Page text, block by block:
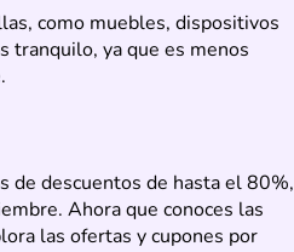
como muebles, dispositivos
tranquilo, ya que es menos
de descuentos de hasta el 80%,
Ahora que conoces las
las ofertas y cupones por